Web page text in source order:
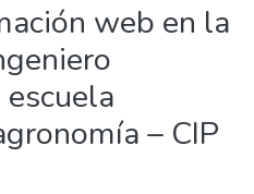
web en la
– CIP